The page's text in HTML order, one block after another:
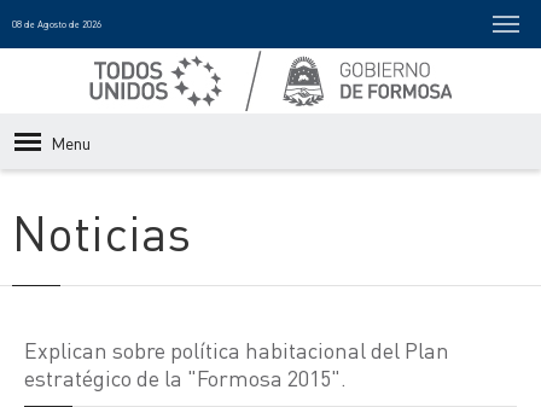
08 de Agosto de 2026
Menu
Noticias
Explican sobre política habitacional del Plan
estratégico de la "Formosa 2015".